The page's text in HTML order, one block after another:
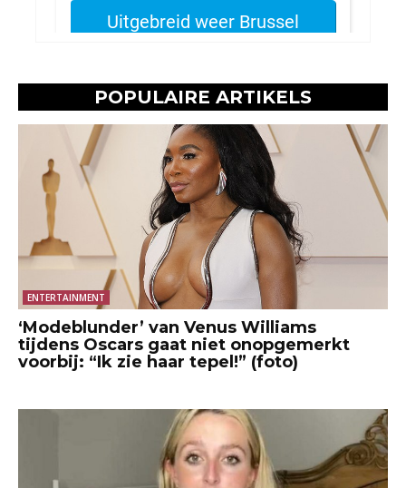
POPULAIRE ARTIKELS
ENTERTAINMENT
‘Modeblunder’ van Venus Williams
tijdens Oscars gaat niet onopgemerkt
voorbij: “Ik zie haar tepel!” (foto)